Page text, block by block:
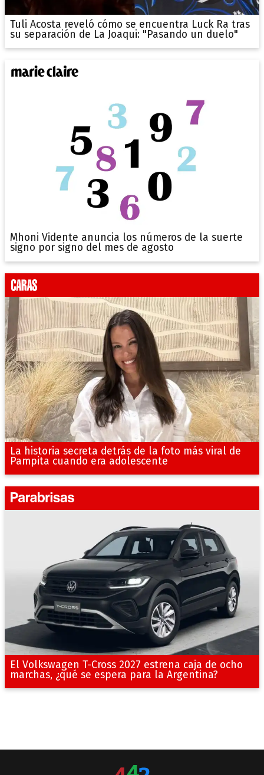
Tuli Acosta reveló cómo se encuentra Luck Ra tras
su separación de La Joaqui: "Pasando un duelo"
Mhoni Vidente anuncia los números de la suerte
signo por signo del mes de agosto
La historia secreta detrás de la foto más viral de
Pampita cuando era adolescente
El Volkswagen T-Cross 2027 estrena caja de ocho
marchas, ¿qué se espera para la Argentina?